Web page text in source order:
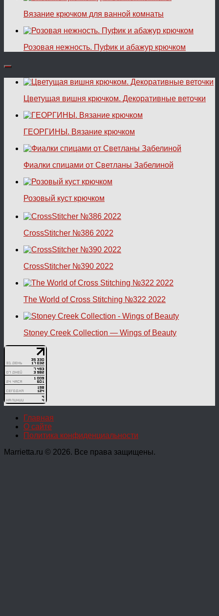
Вязание крючком для ванной комнаты
Розовая нежность. Пуфик и абажур крючком
Цветущая вишня крючком. Декоративные веточки
ГЕОРГИНЫ. Вязание крючком
Фиалки спицами от Светланы Забелиной
Розовый куст крючком
CrossStitcher №386 2022
CrossStitcher №390 2022
The World of Cross Stitching №322 2022
Stoney Creek Collection — Wings of Beauty
Главная
О сайте
Политика конфиденциальности
Marrietta.ru © 2026. Все права защищены.